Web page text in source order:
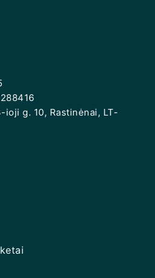
ioji g. 10, Rastinėnai, LT-